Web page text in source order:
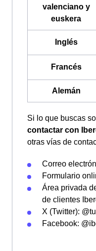
valenciano y
euskera
Inglés
Francés
Alemán
Si lo que buscas
contactar con
otras vías de
Correo
Formulario
Área privada
de clientes
X (Twitter):
Facebook: